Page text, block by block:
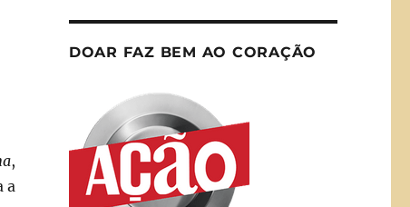
,
a
DOAR FAZ BEM AO CORAÇÃO